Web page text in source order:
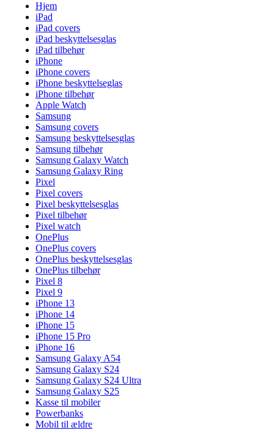
Hjem
iPad
iPad covers
iPad beskyttelsesglas
iPad tilbehør
iPhone
iPhone covers
iPhone beskyttelseglas
iPhone tilbehør
Apple Watch
Samsung
Samsung covers
Samsung beskyttelsesglas
Samsung tilbehør
Samsung Galaxy Watch
Samsung Galaxy Ring
Pixel
Pixel covers
Pixel beskyttelsesglas
Pixel tilbehør
Pixel watch
OnePlus
OnePlus covers
OnePlus beskyttelsesglas
OnePlus tilbehør
Pixel 8
Pixel 9
iPhone 13
iPhone 14
iPhone 15
iPhone 15 Pro
iPhone 16
Samsung Galaxy A54
Samsung Galaxy S24
Samsung Galaxy S24 Ultra
Samsung Galaxy S25
Kasse til mobiler
Powerbanks
Mobil til ældre